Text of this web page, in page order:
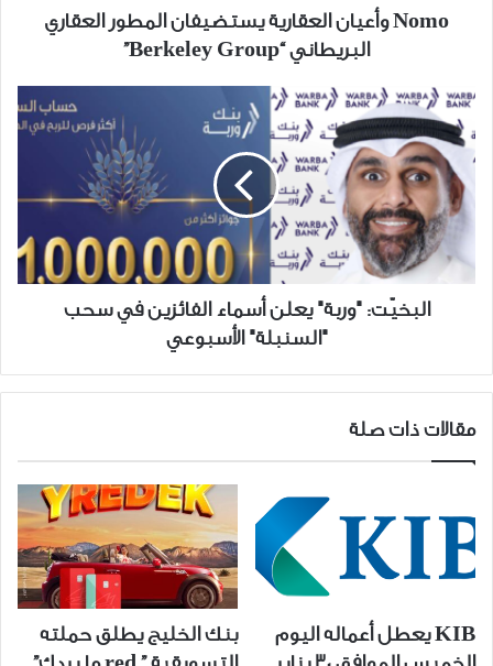
Group”
Nomo وأعيان العقارية يستضيفان المطور العقاري
البريطاني “Berkeley Group”
البخيّت:
"وربة"
يعلن
أسماء
الفائزين
في
سحب
"السنبلة"
الأسبوعي
البخيّت: "وربة" يعلن أسماء الفائزين في سحب
"السنبلة" الأسبوعي
مقالات ذات صلة
KIB يعطل أعماله اليوم
بنك الخليج يطلق حملته